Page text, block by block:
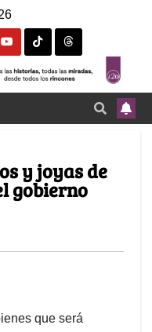
y joyas de
gobierno
que será